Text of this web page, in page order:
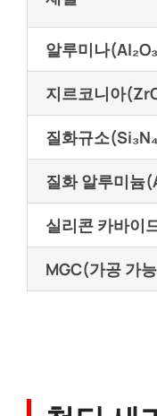
알루미나
지르코니아
질화규소
질화 알루미늄
실리콘 카바이
MGC(가공 가